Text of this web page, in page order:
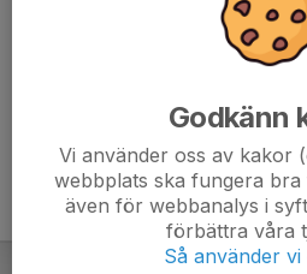
Godkänn
Vi använder oss av kakor
webbplats ska fungera bra
även för webbanalys i
förbättra våra
Så använder vi